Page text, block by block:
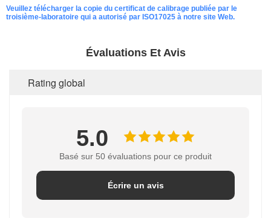
Veuillez télécharger la copie du certificat de calibrage publiée par le
troisième-laboratoire qui a autorisé par ISO17025 à notre site Web.
Évaluations Et Avis
Rating global
5.0
Basé sur 50 évaluations pour ce produit
Écrire un avis